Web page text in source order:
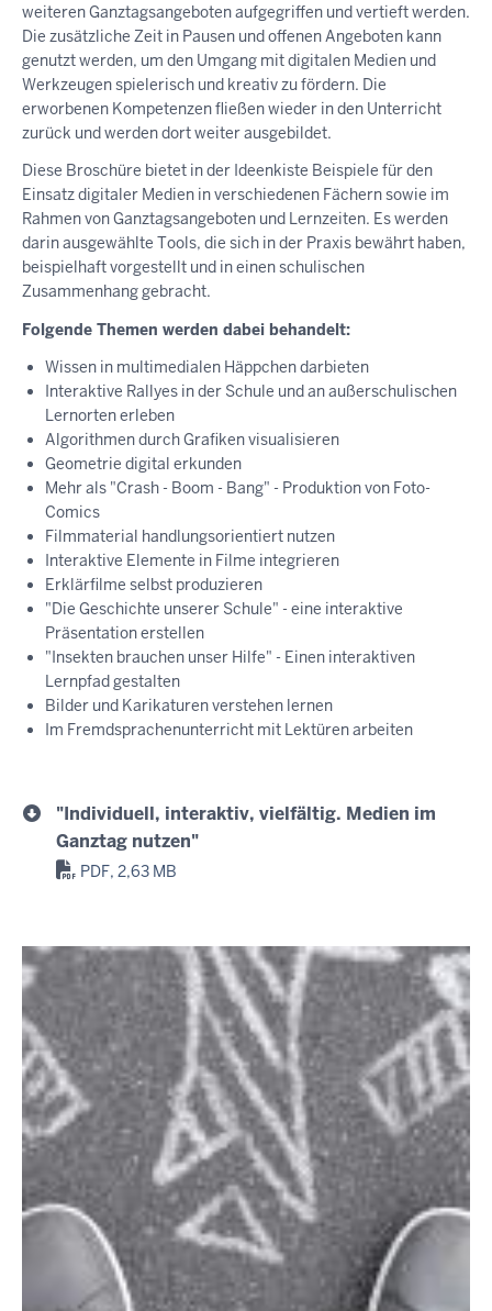
weiteren Ganztagsangeboten aufgegriffen und vertieft werden.
Die zusätzliche Zeit in Pausen und offenen Angeboten kann
genutzt werden, um den Umgang mit digitalen Medien und
Werkzeugen spielerisch und kreativ zu fördern. Die
erworbenen Kompetenzen fließen wieder in den Unterricht
zurück und werden dort weiter ausgebildet.
Diese Broschüre bietet in der Ideenkiste Beispiele für den
Einsatz digitaler Medien in verschiedenen Fächern sowie im
Rahmen von Ganztagsangeboten und Lernzeiten. Es werden
darin ausgewählte Tools, die sich in der Praxis bewährt haben,
beispielhaft vorgestellt und in einen schulischen
Zusammenhang gebracht.
Folgende Themen werden dabei behandelt:
Wissen in multimedialen Häppchen darbieten
Interaktive Rallyes in der Schule und an außerschulischen
Lernorten erleben
Algorithmen durch Grafiken visualisieren
Geometrie digital erkunden
Mehr als "Crash - Boom - Bang" - Produktion von Foto-
Comics
Filmmaterial handlungsorientiert nutzen
Interaktive Elemente in Filme integrieren
Erklärfilme selbst produzieren
"Die Geschichte unserer Schule" - eine interaktive
Präsentation erstellen
"Insekten brauchen unser Hilfe" - Einen interaktiven
Lernpfad gestalten
Bilder und Karikaturen verstehen lernen
Im Fremdsprachenunterricht mit Lektüren arbeiten
"Individuell, interaktiv, vielfältig. Medien im
Ganztag nutzen"
PDF, 2,63 MB